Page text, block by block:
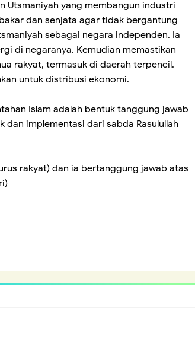
Utsmaniyah yang membangun industri
dan senjata agar tidak bergantung
sebagai negara independen. Ia
di negaranya. Kemudian memastikan
rakyat, termasuk di daerah terpencil.
untuk distribusi ekonomi.
Islam adalah bentuk tanggung jawab
implementasi dari sabda Rasulullah
rakyat) dan ia bertanggung jawab atas